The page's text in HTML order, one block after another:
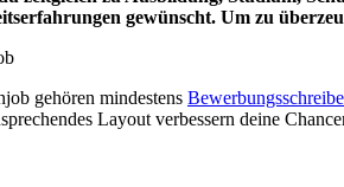
gewünscht. Um zu
gehören mindestens
Layout verbessern deine